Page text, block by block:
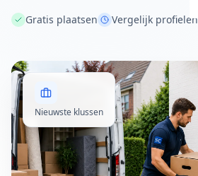
Gratis plaatsen Vergelijk profielen
Nieuwste klussen